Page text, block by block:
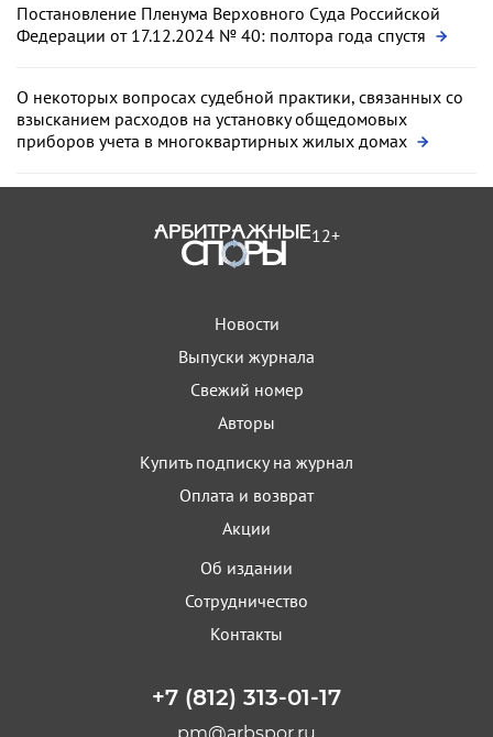
Постановление Пленума Верховного Суда Российской
Федерации от 17.12.2024 № 40: полтора года спустя
О некоторых вопросах судебной практики, связанных со
взысканием расходов на установку общедомовых
приборов учета в многоквартирных жилых домах
12+
Новости
Выпуски журнала
Свежий номер
Авторы
Купить подписку на журнал
Оплата и возврат
Акции
Об издании
Сотрудничество
Контакты
+7 (812) 313-01-17